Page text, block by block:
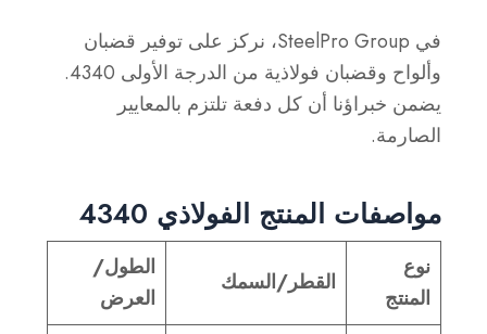
في SteelPro Group، نركز على توفير قضبان
وألواح وقضبان فولاذية من الدرجة الأولى 4340.
يضمن خبراؤنا أن كل دفعة تلتزم بالمعايير
الصارمة.
مواصفات المنتج الفولاذي 4340
نوع
المنتج
القطر/السمك
الطول/
العرض